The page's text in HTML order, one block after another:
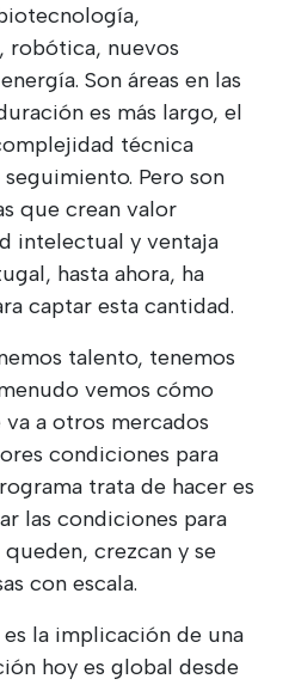
robótica, nuevos
Son áreas en las
es más largo, el
técnica
Pero son
que crean valor
intelectual y ventaja
hasta ahora, ha
captar esta cantidad.
talento, tenemos
vemos cómo
a otros mercados
condiciones para
trata de hacer es
las condiciones para
crezcan y se
con escala.
la implicación de una
hoy es global desde